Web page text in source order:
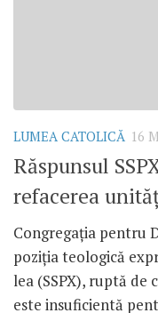
LUMEA CATOLICĂ 16
Răspunsul
refacerea
Congregaţia pentru
poziţia teologică
lea (SSPX), ruptă de
este insuficientă